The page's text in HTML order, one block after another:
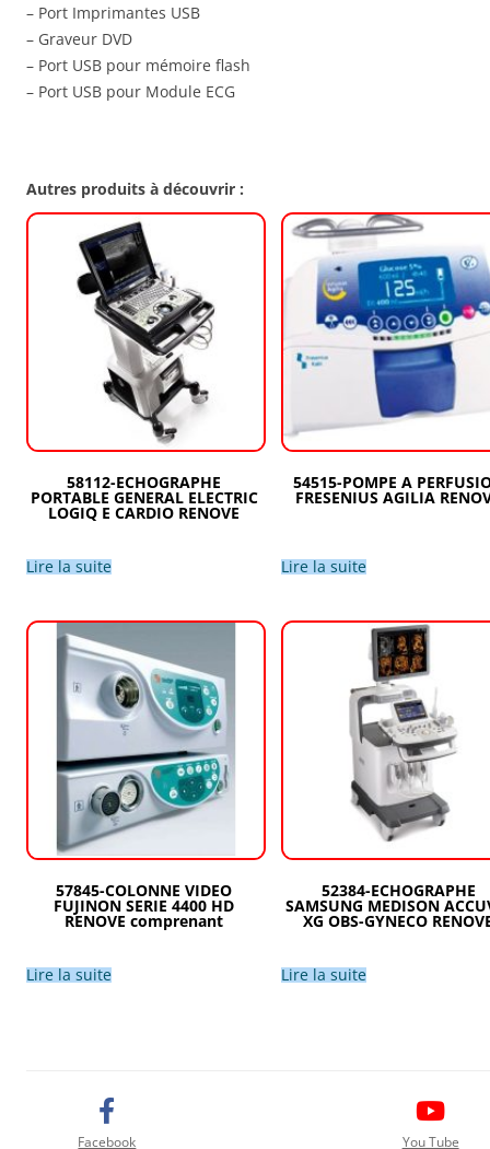
– Port Imprimantes USB
– Graveur DVD
– Port USB pour mémoire flash
– Port USB pour Module ECG
Autres produits à découvrir :
58112-ECHOGRAPHE
PORTABLE GENERAL ELECTRIC
LOGIQ E CARDIO RENOVE
Lire la suite
54515-POMPE A
FRESENIUS AGILIA
Lire la suite
57845-COLONNE VIDEO
FUJINON SERIE 4400 HD
RENOVE comprenant
Lire la suite
52384-ECHOGRAPHE
SAMSUNG MEDISON
XG OBS-GYNECO
Lire la suite
Facebook You Tube